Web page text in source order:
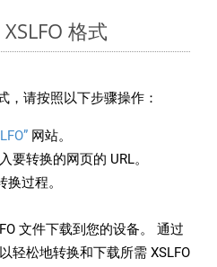
格式
，请按照以下步骤操作：
网站。
要转换的网页的 URL。
换过程。
文件下载到您的设备。 通过
轻松地转换和下载所需 XSLFO